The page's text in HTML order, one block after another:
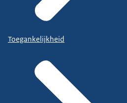
Toegankelijkheid